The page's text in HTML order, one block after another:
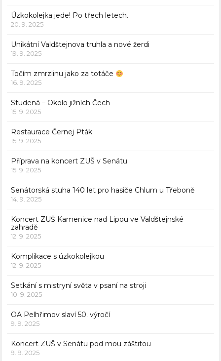
Úzkokolejka jede! Po třech letech.
20. 9. 2025
Unikátní Valdštejnova truhla a nové žerdi
19. 9. 2025
Točím zmrzlinu jako za totáče
16. 9. 2025
Studená – Okolo jižních Čech
15. 9. 2025
Restaurace Černej Pták
15. 9. 2025
Příprava na koncert ZUŠ v Senátu
15. 9. 2025
Senátorská stuha 140 let pro hasiče Chlum u Třeboně
14. 9. 2025
Koncert ZUŠ Kamenice nad Lipou ve Valdštejnské
zahradě
12. 9. 2025
Komplikace s úzkokolejkou
12. 9. 2025
Setkání s mistryní světa v psaní na stroji
10. 9. 2025
OA Pelhřimov slaví 50. výročí
9. 9. 2025
Koncert ZUŠ v Senátu pod mou záštitou
9. 9. 2025